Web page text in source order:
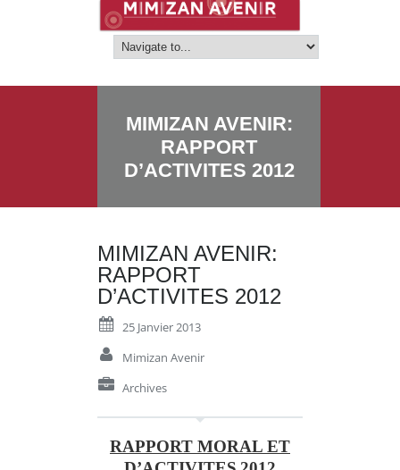
MIMIZAN AVENIR:
RAPPORT
D’ACTIVITES 2012
MIMIZAN AVENIR:
RAPPORT
D’ACTIVITES 2012
25 Janvier 2013
Mimizan Avenir
Archives
RAPPORT MORAL ET